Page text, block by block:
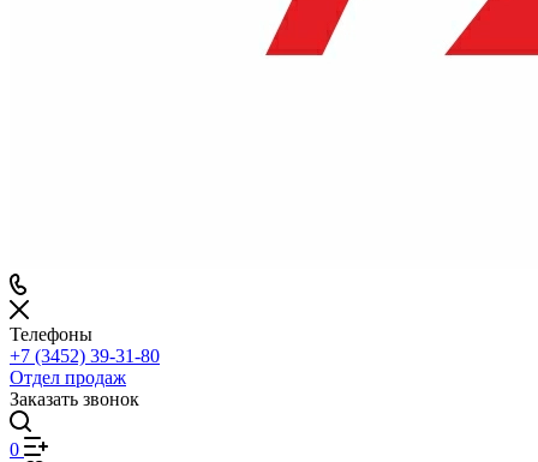
Телефоны
+7 (3452) 39-31-80
Отдел продаж
Заказать звонок
0